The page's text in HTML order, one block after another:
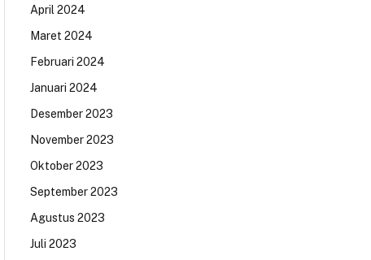
April 2024
Maret 2024
Februari 2024
Januari 2024
Desember 2023
November 2023
Oktober 2023
September 2023
Agustus 2023
Juli 2023